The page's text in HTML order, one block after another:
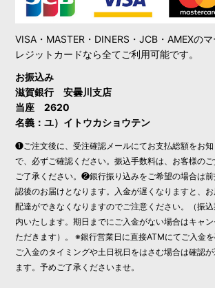
VISA・MASTER・DINERS・JCB・AMEXの
レジットカードなら全てご利用可能です。
お振込み
滋賀銀行 安曇川支店
当座 2620
名義：ユ）イトウカショウテン
❶ご注文後に、受注確認メールにてお支払総額をお
で、必ずご確認ください。振込手数料は、お客様の
ご了承ください。❷銀行振り込みをご希望の場合は
認後のお届けとなります。入金が遅くなりますと、
配達ができなくなりますのでご注意ください。（振
内いたします。期日までにご入金がない場合はキャ
ただきます）。 ※銀行営業日に直接ATMにてご入金を
ご入金のタイミングや土日祝日をはさむ場合は確認
ます。予めご了承くださいませ。